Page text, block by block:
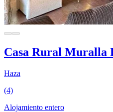
Casa Rural Muralla
Haza
(4)
Alojamiento entero